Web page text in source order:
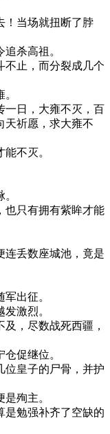
！当场就扭断了脖
杀高祖。
不止，而分裂成几个
一日，大雍不灭，百
天祈愿，求大雍不
不灭。
也只有拥有紫眸才能
连丢数座城池，竟是
出征。
激烈。
，尽数战死西疆，
促继位。
位皇子的尸骨，并护
殉主。
是勉强补齐了空缺的